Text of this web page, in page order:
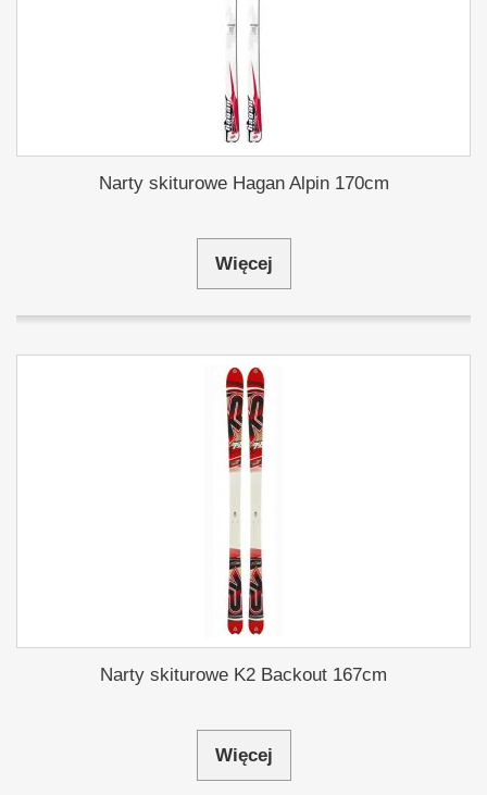
Narty skiturowe Hagan Alpin 170cm
Więcej
Narty skiturowe K2 Backout 167cm
Więcej